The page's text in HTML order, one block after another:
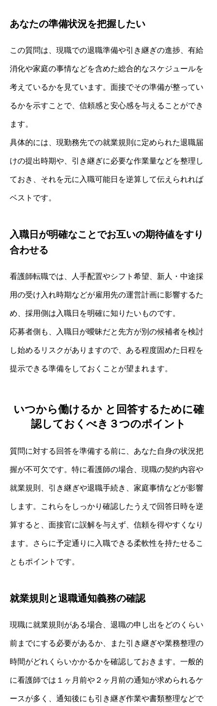
あなたの準備状況を把握したい
この質問は、現職での退職準備や引き継ぎの進捗、有給
消化や家庭の事情などを含めた総合的なスケジュールを
考えているかを見ています。面接でその準備が整ってい
るかを示すことで、信頼感と安心感を与えることができ
ます。
具体的には、現勤務先での就業規則に定められた退職届
けの提出時期や、引き継ぎに必要な作業量などを整理し
ておき、それを元に入職可能日を逆算して伝えられれば
ベストです。
入職日が明確なことでお互いの期待値をすり
合わせる
看護師転職では、人手配置やシフト希望、新人・中途採
用の受け入れ時期などが雇用先の運営計画に影響するた
め、採用側は入職日を明確に知りたいものです。
応募者側も、入職日が曖昧だと先方が別の候補者を検討
し始めるリスクがありますので、ある程度固めた日程を
提示できる準備をしておくことが望まれます。
いつから働けるか と回答するために確
認しておくべき３つのポイント
質問に対する回答を準備する前に、あなた自身の状況把
握が不可欠です。特に看護師の場合、現職の契約内容や
就業規則、引き継ぎや退職手続き、家庭事情などが影響
します。これらをしっかり確認したうえで回答日時を逆
算すると、面接官に誤解を与えず、信頼を得やすくなり
ます。さらに予定通りに入職できる柔軟性を持たせるこ
ともポイントです。
就業規則と退職通知義務の確認
現職に就業規則がある場合、退職の申し出をどのくらい
前までにする必要があるか、また引き継ぎや業務整理の
時間がどれくらいかかるかを確認しておきます。一般的
に看護師では１ヶ月前や２ヶ月前の通知が求められるケ
ースが多く、通知後にも引き継ぎ作業や書類整理などで